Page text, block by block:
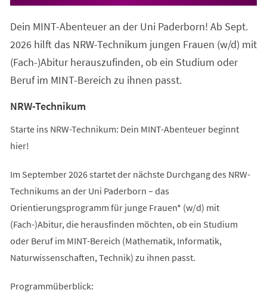
Dein MINT-Abenteuer an der Uni Paderborn! Ab Sept.
2026 hilft das NRW-Technikum jungen Frauen (w/d) mit
(Fach-)Abitur herauszufinden, ob ein Studium oder
Beruf im MINT-Bereich zu ihnen passt.
NRW-Technikum
Starte ins NRW-Technikum: Dein MINT-Abenteuer beginnt
hier!
Im September 2026 startet der nächste Durchgang des NRW-
Technikums an der Uni Paderborn – das
Orientierungsprogramm für junge Frauen* (w/d) mit
(Fach-)Abitur, die herausfinden möchten, ob ein Studium
oder Beruf im MINT-Bereich (Mathematik, Informatik,
Naturwissenschaften, Technik) zu ihnen passt.
Programmüberblick: